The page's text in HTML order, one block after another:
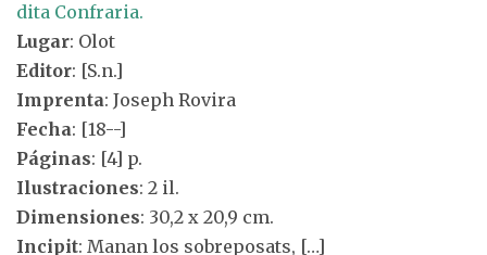
dita Confraria.
Lugar: Olot
Editor: [S.n.]
Imprenta: Joseph Rovira
Fecha: [18--]
Páginas: [4] p.
Ilustraciones: 2 il.
Dimensiones: 30,2 x 20,9 cm.
Incipit: Manan los sobreposats, […]